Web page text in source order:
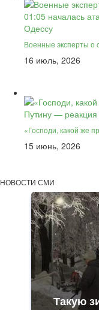
Военные эксперты
16 июль, 2026
«Господи, какой же
15 июнь, 2026
НОВОСТИ СМИ
Такую